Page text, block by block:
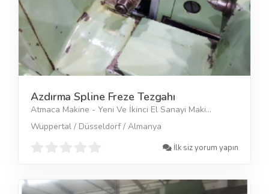
Azdırma Spline Freze Tezgahı
Atmaca Makine - Yeni Ve İkinci El Sanayi Maki...
Wuppertal / Düsseldorf / Almanya
İlk siz yorum yapın